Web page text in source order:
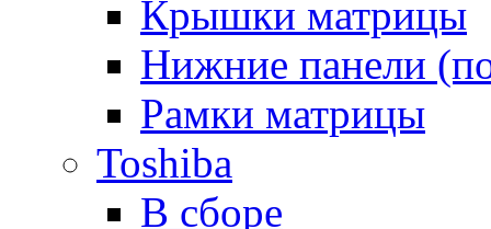
Крышки матрицы
Нижние панели
Рамки матрицы
Toshiba
В сборе